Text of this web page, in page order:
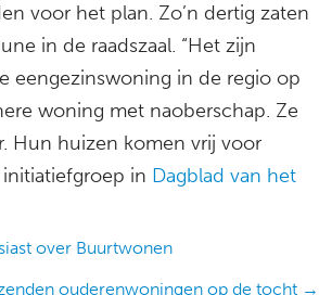
voor het plan. Zo’n dertig zaten
in de raadszaal. “Het zijn
eengezinswoning in de regio op
woning met naoberschap. Ze
Hun huizen komen vrij voor
initiatiefgroep in Dagblad van het
over Buurtwonen
ouderenwoningen op de tocht →